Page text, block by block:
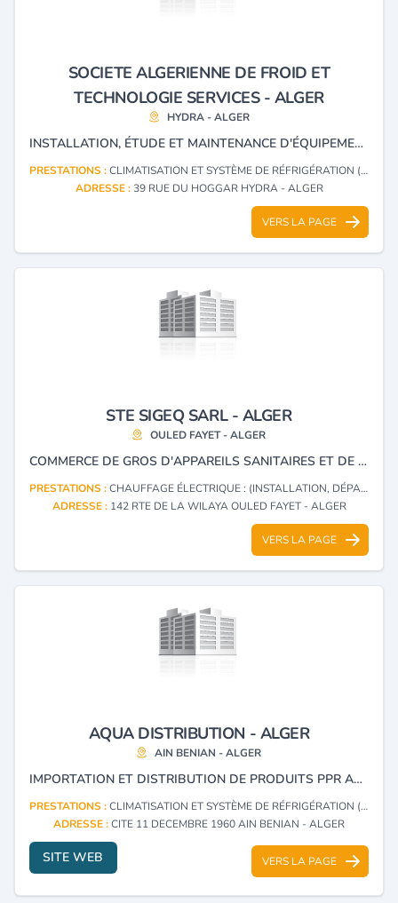
SOCIETE ALGERIENNE DE FROID ET
TECHNOLOGIE SERVICES - ALGER
HYDRA - ALGER
INSTALLATION, ÉTUDE ET MAINTENANCE D'ÉQUIPEMENTS DE RÉFRIGÉRATION ET CLIMATISATION.
PRESTATIONS :CLIMATISATION ET SYSTÈME DE RÉFRIGÉRATION (INSTALLATION)
ADRESSE :39 RUE DU HOGGAR HYDRA - ALGER
VERS LA PAGE
STE SIGEQ SARL - ALGER
OULED FAYET - ALGER
COMMERCE DE GROS D'APPAREILS SANITAIRES ET DE CHAUFFAGE .
PRESTATIONS :CHAUFFAGE ÉLECTRIQUE : (INSTALLATION, DÉPANNAGE)
ADRESSE : 142 RTE DE LA WILAYA OULED FAYET - ALGER
VERS LA PAGE
AQUA DISTRIBUTION - ALGER
AIN BENIAN - ALGER
IMPORTATION ET DISTRIBUTION DE PRODUITS PPR AQUATHERM ALLEMAGNE, ÉTUDES ET RÉALISATION, INSTALLATION DES RÉSEAUX AEP, ANTI-INCENDIE, TRAITEMENT D'EAU ET STATION DE POMPAGE, RÉNOVATION DE TUYAUTERIE, CHAUFFAGE ET CLIMATISATION.
PRESTATIONS :CLIMATISATION ET SYSTÈME DE RÉFRIGÉRATION (INSTALLATION)
ADRESSE :CITE 11 DECEMBRE 1960 AIN BENIAN - ALGER
SITE WEB VERS LA PAGE